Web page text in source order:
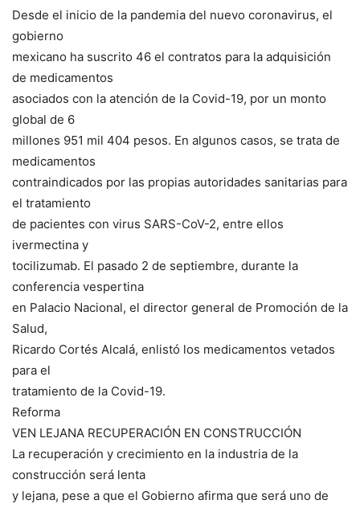
Desde el inicio de la pandemia del nuevo coronavirus, el
gobierno
mexicano ha suscrito 46 el contratos para la adquisición
de medicamentos
asociados con la atención de la Covid-19, por un monto
global de 6
millones 951 mil 404 pesos. En algunos casos, se trata de
medicamentos
contraindicados por las propias autoridades sanitarias para
el tratamiento
de pacientes con virus SARS-CoV-2, entre ellos
ivermectina y
tocilizumab. El pasado 2 de septiembre, durante la
conferencia vespertina
en Palacio Nacional, el director general de Promoción de la
Salud,
Ricardo Cortés Alcalá, enlistó los medicamentos vetados
para el
tratamiento de la Covid-19.
Reforma
VEN LEJANA RECUPERACIÓN EN CONSTRUCCIÓN
La recuperación y crecimiento en la industria de la
construcción será lenta
y lejana, pese a que el Gobierno afirma que será uno de